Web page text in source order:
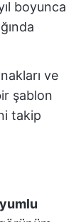
boyunca
ve
şablon
takip